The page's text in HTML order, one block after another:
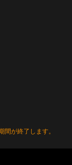
が終了します。